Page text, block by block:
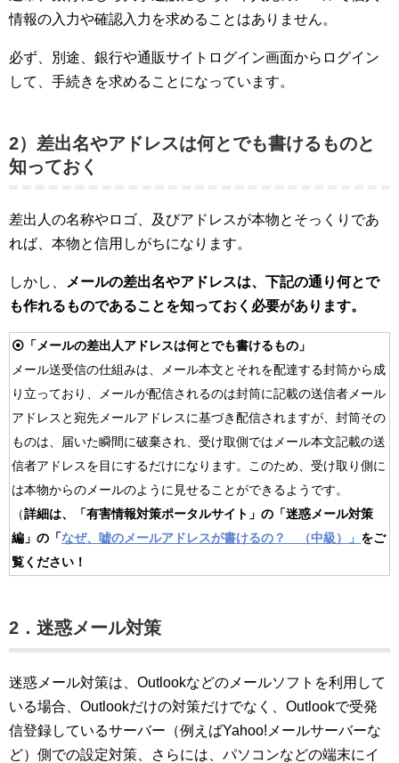
情報の入力や確認入力を求めることはありません。
必ず、別途、銀行や通販サイトログイン画面からログイン
して、手続きを求めることになっています。
2）差出名やアドレスは何とでも書けるものと
知っておく
差出人の名称やロゴ、及びアドレスが本物とそっくりであ
れば、本物と信用しがちになります。
しかし、
メールの差出名やアドレスは、下記の通り何とで
も作れるものであることを知っておく必要があります。
⦿「メールの差出人アドレスは何とでも書けるもの」
メール送受信の仕組みは、メール本文とそれを配達する封筒から成
り立っており、メールが配信されるのは封筒に記載の送信者メール
アドレスと宛先メールアドレスに基づき配信されますが、封筒その
ものは、届いた瞬間に破棄され、受け取側ではメール本文記載の送
信者アドレスを目にするだけになります。このため、受け取り側に
は本物からのメールのように見せることができるようです。
（詳細は、「有害情報対策ポータルサイト」の「迷惑メール対策
編」の「 なぜ、嘘のメールアドレスが書けるの？ （中級）」 をご
覧ください！
2．迷惑メール対策
迷惑メール対策は、Outlookなどのメールソフトを利用して
いる場合、Outlookだけの対策だけでなく、Outlookで受発
信登録しているサーバー（例えばYahoo!メールサーバーな
ど）側での設定対策、さらには、パソコンなどの端末にイ